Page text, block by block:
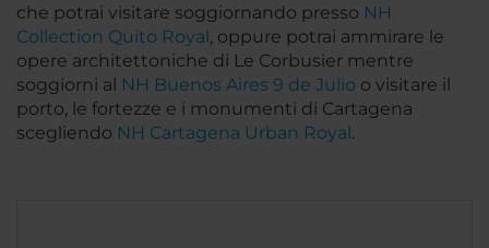
che potrai visitare soggiornando presso NH
Collection Quito Royal, oppure potrai ammirare le
opere architettoniche di Le Corbusier mentre
soggiorni al NH Buenos Aires 9 de Julio o visitare il
porto, le fortezze e i monumenti di Cartagena
scegliendo NH Cartagena Urban Royal.